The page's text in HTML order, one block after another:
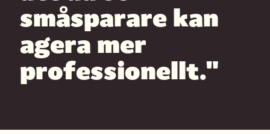
småsparare kan
agera mer
professionellt."